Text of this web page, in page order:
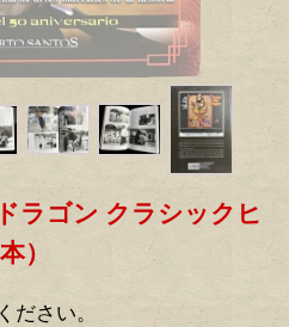
ラゴン クラシックヒ
）
ください。